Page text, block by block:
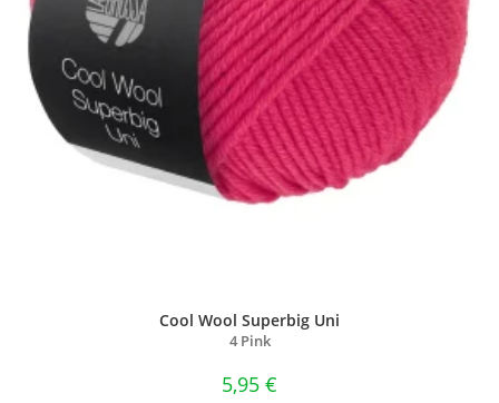
Cool Wool Superbig Uni
4 Pink
5,95 €